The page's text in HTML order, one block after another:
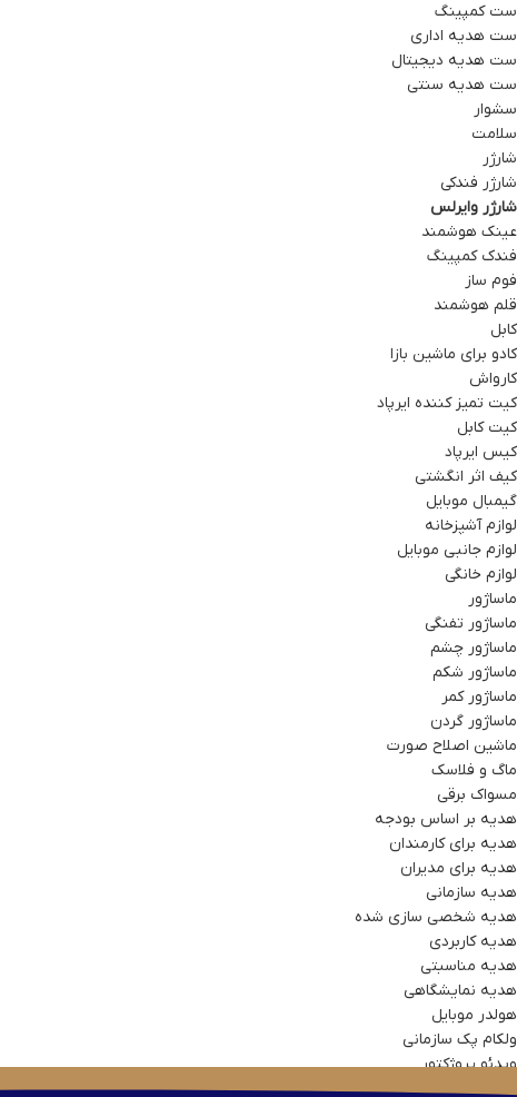
ست کمپینگ
ست هدیه اداری
ست هدیه دیجیتال
ست هدیه سنتی
سشوار
سلامت
شارژر
شارژر فندکی
شارژر وایرلس
عینک هوشمند
فندک کمپینگ
فوم ساز
قلم هوشمند
کابل
کادو برای ماشین بازا
کارواش
کیت تمیز کننده ایرپاد
کیت کابل
کیس ایرپاد
کیف اثر انگشتی
گیمبال موبایل
لوازم آشپزخانه
لوازم جانبی موبایل
لوازم خانگی
ماساژور
ماساژور تفنگی
ماساژور چشم
ماساژور شکم
ماساژور کمر
ماساژور گردن
ماشین اصلاح صورت
ماگ و فلاسک
مسواک برقی
هدیه بر اساس بودجه
هدیه برای کارمندان
هدیه برای مدیران
هدیه سازمانی
هدیه شخصی سازی شده
هدیه کاربردی
هدیه مناسبتی
هدیه نمایشگاهی
هولدر موبایل
ولکام پک سازمانی
ویدئو پروژکتور